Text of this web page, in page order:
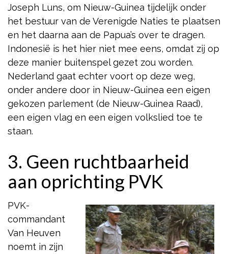
Joseph Luns, om Nieuw-Guinea tijdelijk onder
het bestuur van de Verenigde Naties te plaatsen
en het daarna aan de Papua’s over te dragen.
Indonesië is het hier niet mee eens, omdat zij op
deze manier buitenspel gezet zou worden.
Nederland gaat echter voort op deze weg,
onder andere door in Nieuw-Guinea een eigen
gekozen parlement (de Nieuw-Guinea Raad),
een eigen vlag en een eigen volkslied toe te
staan.
3. Geen ruchtbaarheid
aan oprichting PVK
PVK-
commandant
Van Heuven
noemt in zijn